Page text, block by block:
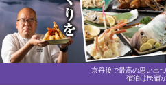
京丹後で最高の思い出
宿泊は民宿